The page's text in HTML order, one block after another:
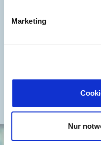
Marketing
Nur
Energieausweis Werteklasse